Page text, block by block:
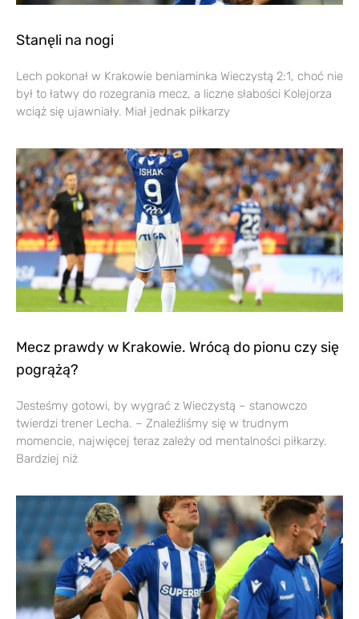
Stanęli na nogi
Lech pokonał w Krakowie beniaminka Wieczystą 2:1, choć nie
był to łatwy do rozegrania mecz, a liczne słabości Kolejorza
wciąż się ujawniały. Miał jednak piłkarzy
Mecz prawdy w Krakowie. Wrócą do pionu czy się
pogrążą?
Jesteśmy gotowi, by wygrać z Wieczystą – stanowczo
twierdzi trener Lecha. – Znaleźliśmy się w trudnym
momencie, najwięcej teraz zależy od mentalności piłkarzy.
Bardziej niż